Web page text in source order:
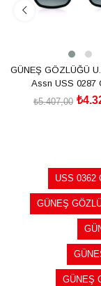
GÜNEŞ GÖZLÜĞÜ
Assn USS 0287
₺5.407,00
USS 0362
GÜNEŞ
GÜNEŞ